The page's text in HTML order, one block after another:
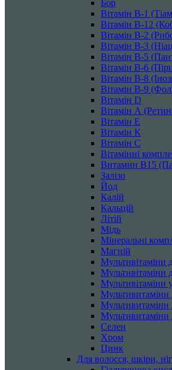
Бор
Вітамін B-1
Вітамін B-12
Вітамін B-2
Вітамін B-3
Вітамін B-5
Вітамін B-6
Вітамін B-8
Вітамін B-9
Вітамін D
Вітамін А
Вітамін Е
Вітамін К
Вітамін С
Вітамінні
Витамин B15
Залізо
Йод
Калій
Кальцій
Літій
Мідь
Мінеральні
Магній
Мультивітаміни
Мультивітаміни
Мультивітаміни
Мультивитаміни
Мультивитаміни
Мультивитаміни
Селен
Хром
Цинк
Для волосся, шкіри,